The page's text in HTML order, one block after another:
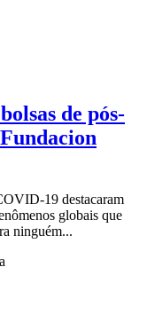
de pós-
19 destacaram
globais que
ninguém...